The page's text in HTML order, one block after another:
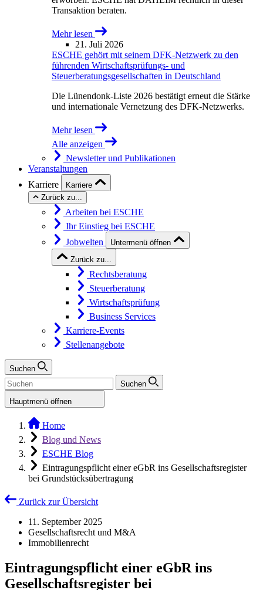
Transaktion beraten.
Mehr lesen
21. Juli 2026
ESCHE gehört mit seinem DFK-Netzwerk zu den
führenden Wirtschaftsprüfungs- und
Steuerberatungsgesellschaften in Deutschland
Die Lünendonk-Liste 2026 bestätigt erneut die Stärke
und internationale Vernetzung des DFK-Netzwerks.
Mehr lesen
Alle anzeigen
Newsletter und Publikationen
Veranstaltungen
Karriere
Karriere
Zurück zu...
Arbeiten bei ESCHE
Ihr Einstieg bei ESCHE
Jobwelten
Untermenü öffnen
Zurück zu...
Rechtsberatung
Steuerberatung
Wirtschaftsprüfung
Business Services
Karriere-Events
Stellenangebote
Suchen
Suchen
Hauptmenü öffnen
Home
Blog und News
ESCHE Blog
Eintragungspflicht einer eGbR ins Gesellschaftsregister
bei Grundstücksübertragung
Zurück zur Übersicht
11. September 2025
Gesellschaftsrecht und M&A
Immobilienrecht
Eintragungspflicht einer eGbR ins
Gesellschaftsregister bei